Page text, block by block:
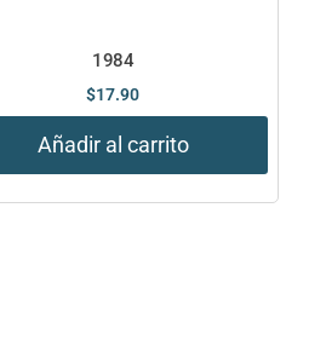
1984
$17.90
Añadir al carrito